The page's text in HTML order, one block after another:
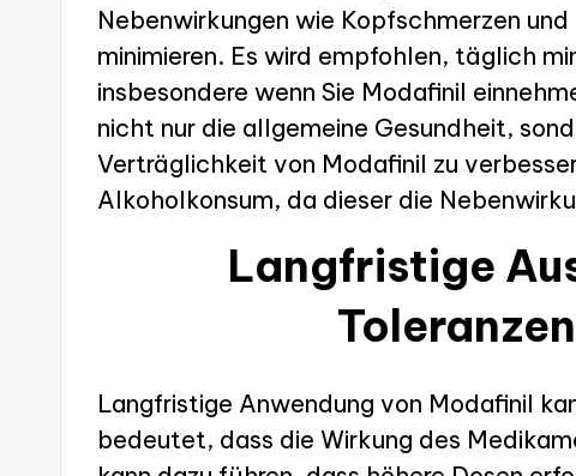
Nebenwirkungen wie Kopfschmerzen
minimieren. Es wird empfohlen, täglich
insbesondere wenn Sie Modafinil
nicht nur die allgemeine Gesundheit,
Verträglichkeit von Modafinil zu
Alkoholkonsum, da dieser die
Langfristige
Langfristige Anwendung von Modafinil
bedeutet, dass die Wirkung des